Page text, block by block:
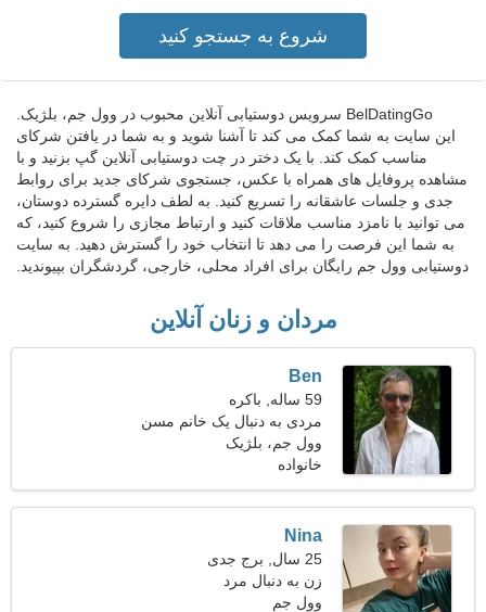
BelDatingGo سرویس دوستیابی آنلاین محبوب در وول جم، بلژیک.
این سایت به شما کمک می کند تا آشنا شوید و به شما در یافتن شرکای
مناسب کمک کند. با یک دختر در چت دوستیابی آنلاین گپ بزنید و با
مشاهده پروفایل های همراه با عکس، جستجوی شرکای جدید برای روابط
جدی و جلسات عاشقانه را تسریع کنید. به لطف دایره گسترده دوستان،
می توانید با نامزد مناسب ملاقات کنید و ارتباط مجازی را شروع کنید، که
به شما این فرصت را می دهد تا انتخاب خود را گسترش دهید. به سایت
دوستیابی وول جم رایگان برای افراد محلی، خارجی، گردشگران بپیوندید.
مردان و زنان آنلاین
Ben
59 ساله, باکره
مردی به دنبال یک خانم مسن
وول جم، بلژیک
خانواده
Nina
25 سال, برج جدی
زن به دنبال مرد
وول جم